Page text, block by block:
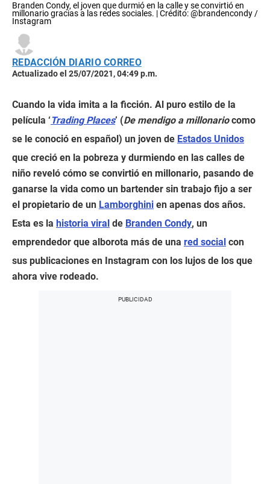
Branden Condy, el joven que durmió en la calle y se convirtió en
millonario gracias a las redes sociales. | Crédito: @brandencondy /
Instagram
REDACCIÓN DIARIO CORREO
Actualizado el 25/07/2021, 04:49 p.m.
Cuando la vida imita a la ficción. Al puro estilo de la
película ‘Trading Places’ (De mendigo a millonariocomo
se le conoció en español) un joven de Estados Unidos
que creció en la pobreza y durmiendo en las calles de
niño reveló cómo se convirtió en millonario, pasando de
ganarse la vida como un bartender sin trabajo fijo a ser
el propietario de un Lamborghini en apenas dos años.
Esta es la historia viral de Branden Condy, un
emprendedor que alborota más de una red social con
sus publicaciones en Instagram con los lujos de los que
ahora vive rodeado.